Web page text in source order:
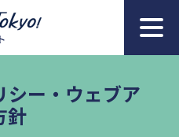
シー・ウェブア
針